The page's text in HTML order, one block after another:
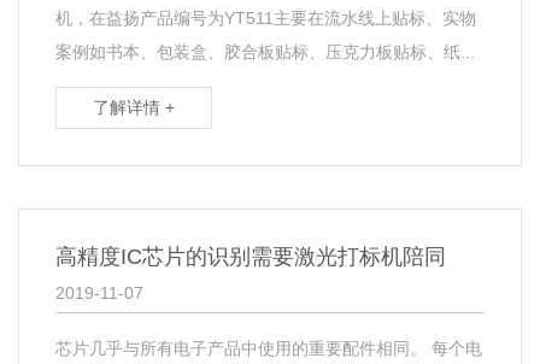
机，在益扬产品编号为YT511主要在流水线上贴标、实物
案例如书本、包装盒、胶合板贴标、压克力板贴标、纸...
了解详情 +
高精度IC芯片的识别需要激光打标机陪同
2019-11-07
芯片几乎与所有电子产品中使用的重要配件相同。 每个电